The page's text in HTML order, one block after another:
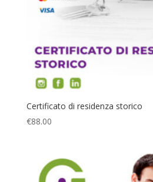
Certificato di residenza storico
€88.00